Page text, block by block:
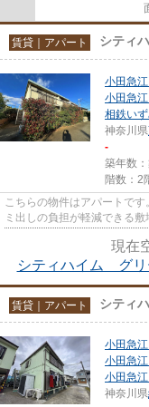
賃貸｜アパート シティ
小田急
小田急
相鉄い
神奈川県
-
築年数
階数：2
こちらの物件はアパートで
ミ出しの負担が軽減できる敷
現在
シティハイム グリ
賃貸｜アパート シティ
小田急
小田急
小田急
神奈川県